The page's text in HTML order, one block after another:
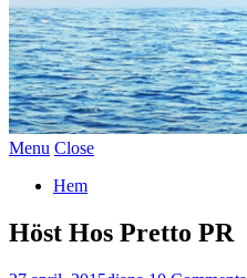
Menu Close
Hem
Höst Hos Pretto PR